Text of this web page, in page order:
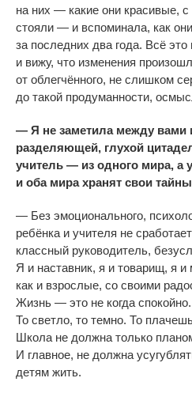
на них — какие они красивые, с
стояли — и вспоминала, как
за последних два года. Всё это
и вижу, что изменения
от облегчённого, не слишком
до такой продуманности,
— Я не заметила между вами
разделяющей, глухой
учитель — из одного мира, а
и оба мира хранят свои
— Без эмоционального,
ребёнка и учителя не
классный руководитель,
Я и наставник, я и товарищ, я и
как и взрослые, со своими
Жизнь — это не когда
То светло, то темно. То
Школа не должна только
И главное, не должна
детям жить.